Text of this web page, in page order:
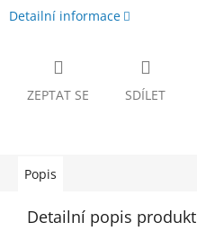
Detailní informace
ZEPTAT SE SDÍLET
Popis
Detailní popis